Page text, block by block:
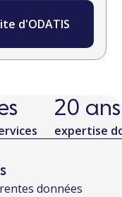
d'ODATIS
20 ans
expertise
données